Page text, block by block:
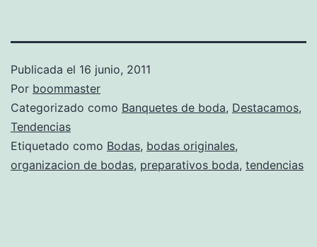
Publicada el 16 junio, 2011
Por boommaster
Categorizado como Banquetes de boda, Destacamos,
Tendencias
Etiquetado como Bodas, bodas originales,
organizacion de bodas, preparativos boda, tendencias